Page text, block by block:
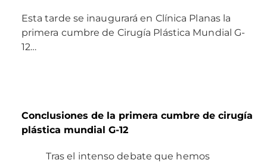
Esta tarde se inaugurará en Clínica Planas la
primera cumbre de Cirugía Plástica Mundial G-
12…
Conclusiones de la primera cumbre de cirugía
plástica mundial G-12
Tras el intenso debate que hemos